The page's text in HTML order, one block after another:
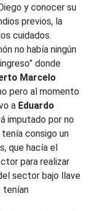
y conocer su
previos, la
cuidados.
no había ningún
donde
Marcelo
pero al momento
a Eduardo
imputado por no
consigo un
que hacía el
para realizar
sector bajo llave
tenían